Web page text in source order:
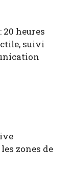
: 20 heures
suivi
zones de